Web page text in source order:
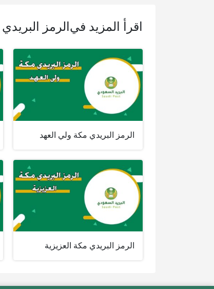
اقرأ المزيد في الرمز
الرمز البريدي مكة ولي العهد
الرمز البريدي مكة العزيزية